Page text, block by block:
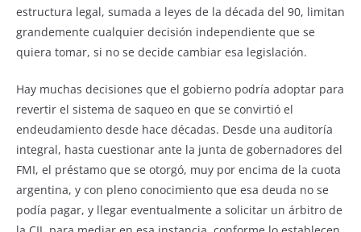
estructura legal, sumada a leyes de la década del 90, limitan
grandemente cualquier decisión independiente que se
quiera tomar, si no se decide cambiar esa legislación.
Hay muchas decisiones que el gobierno podría adoptar para
revertir el sistema de saqueo en que se convirtió el
endeudamiento desde hace décadas. Desde una auditoría
integral, hasta cuestionar ante la junta de gobernadores del
FMI, el préstamo que se otorgó, muy por encima de la cuota
argentina, y con pleno conocimiento que esa deuda no se
podía pagar, y llegar eventualmente a solicitar un árbitro de